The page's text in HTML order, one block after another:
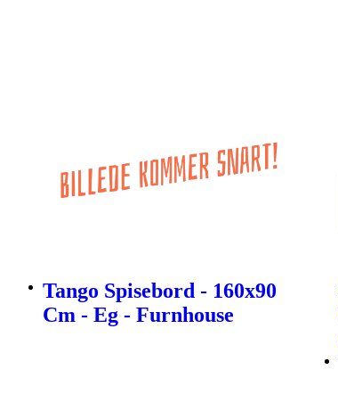
Tango Spisebord - 160x90
Cm - Eg - Furnhouse